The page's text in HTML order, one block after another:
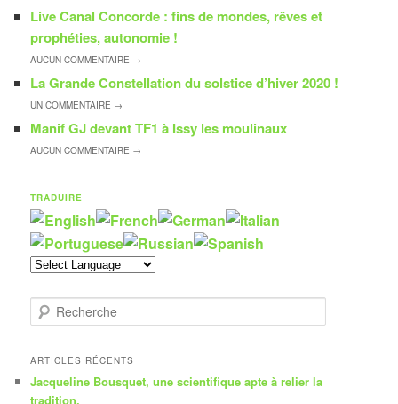
Live Canal Concorde : fins de mondes, rêves et
prophéties, autonomie !
AUCUNCOMMENTAIRE →
La Grande Constellation du solstice d’hiver 2020 !
UNCOMMENTAIRE →
Manif GJ devant TF1 à Issy les moulinaux
AUCUNCOMMENTAIRE →
TRADUIRE
e
h
r
ARTICLES RÉCENTS
Jacqueline Bousquet, une scientifique apte à relier la
tradition.